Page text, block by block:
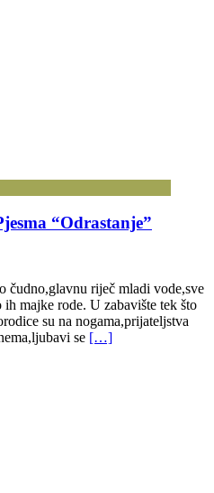
“Odrastanje”
riječ mladi vode,sve
ih majke rode. U zabavište tek što
su na nogama,prijateljstva
se […]